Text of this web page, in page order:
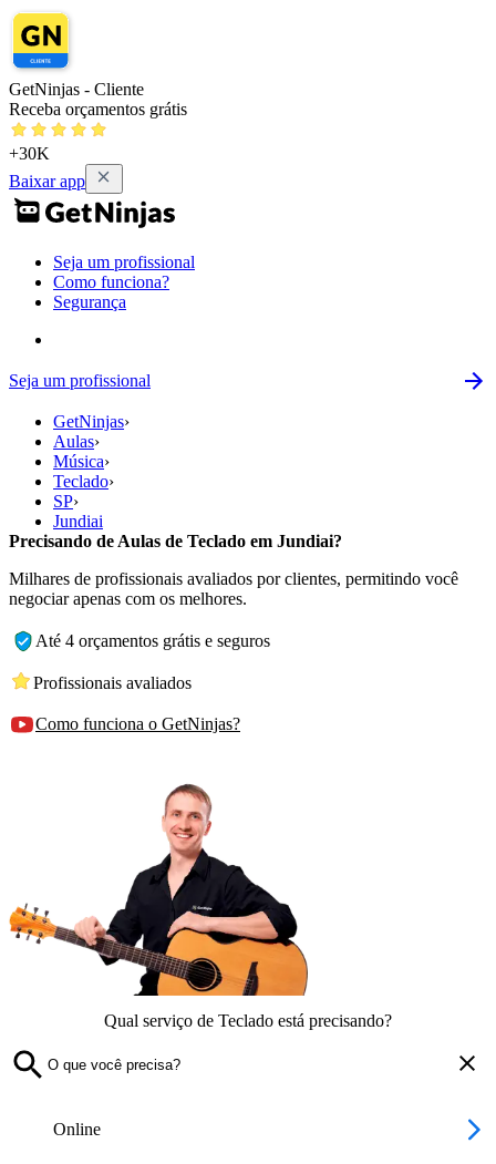
GetNinjas - Cliente
Receba orçamentos grátis
+30K
Baixar app
Seja um profissional
Como funciona?
Segurança
Seja um profissional
GetNinjas›
Aulas›
Música›
Teclado›
SP›
Jundiai
Precisando de Aulas de Teclado em Jundiai?
Milhares de profissionais avaliados por clientes, permitindo você
negociar apenas com os melhores.
Até 4 orçamentos grátis e seguros
Profissionais avaliados
Como funciona o GetNinjas?
Qual serviço de Teclado está precisando?
Online